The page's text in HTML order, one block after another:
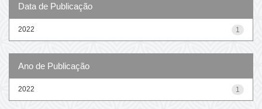
Data de Publicação
1
2022
Ano de Publicação
1
2022